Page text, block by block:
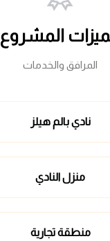
المشروع
المرافق والخدمات
نادي بالم هيلز
منزل النادي
منطقة تجارية